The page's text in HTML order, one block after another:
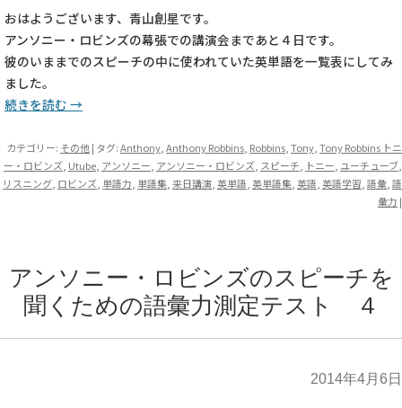
おはようございます、青山創星です。
アンソニー・ロビンズの幕張での講演会まであと４日です。
彼のいままでのスピーチの中に使われていた英単語を一覧表にしてみ
ました。
続きを読む →
カテゴリー: その他 | タグ:Anthony Anthony Robbins Robbins Tony Tony Robbins トニ
ー・ロビンズ Utube アンソニー アンソニー・ロビンズ スピーチ トニー ユーチューブ
リスニング ロビンズ 単語力 単語集 来日講演 英単語 英単語集 英語 英語学習 語彙 語
彙力 |
アンソニー・ロビンズのスピーチを
聞くための語彙力測定テスト ４
2014年4月6日